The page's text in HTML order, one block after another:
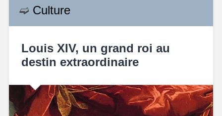
➫ Culture
Louis XIV, un grand roi au
destin extraordinaire